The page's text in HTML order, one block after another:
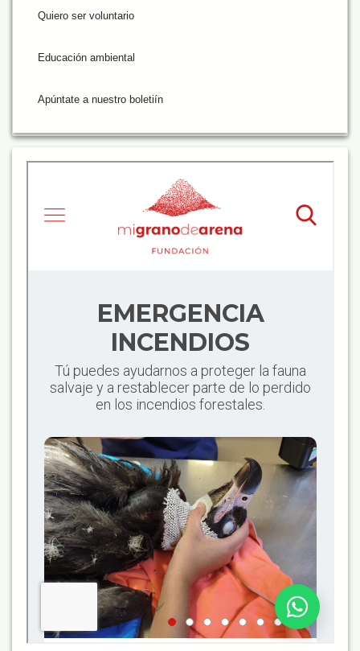
Quiero ser voluntario
Educación ambiental
Apúntate a nuestro boletiín